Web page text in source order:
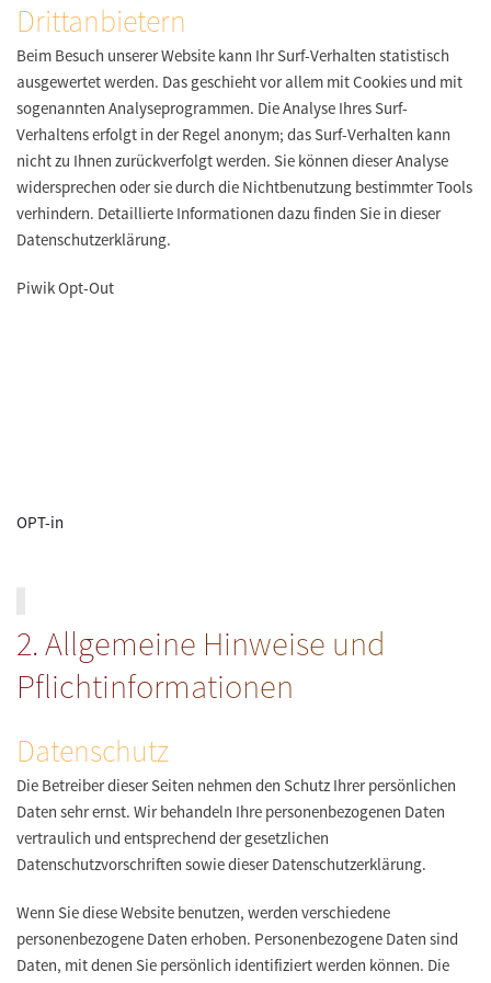
Drittanbietern
Beim Besuch unserer Website kann Ihr Surf-Verhalten statistisch
ausgewertet werden. Das geschieht vor allem mit Cookies und mit
sogenannten Analyseprogrammen. Die Analyse Ihres Surf-
Verhaltens erfolgt in der Regel anonym; das Surf-Verhalten kann
nicht zu Ihnen zurückverfolgt werden. Sie können dieser Analyse
widersprechen oder sie durch die Nichtbenutzung bestimmter Tools
verhindern. Detaillierte Informationen dazu finden Sie in dieser
Datenschutzerklärung.
Piwik Opt-Out
OPT-in
2. Allgemeine Hinweise und
Pflichtinformationen
Datenschutz
Die Betreiber dieser Seiten nehmen den Schutz Ihrer persönlichen
Daten sehr ernst. Wir behandeln Ihre personenbezogenen Daten
vertraulich und entsprechend der gesetzlichen
Datenschutzvorschriften sowie dieser Datenschutzerklärung.
Wenn Sie diese Website benutzen, werden verschiedene
personenbezogene Daten erhoben. Personenbezogene Daten sind
Daten, mit denen Sie persönlich identifiziert werden können. Die